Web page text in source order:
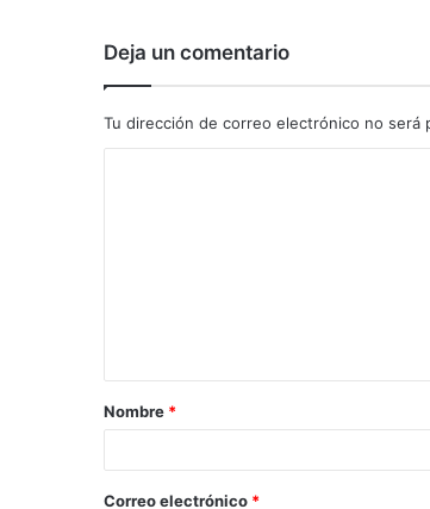
Deja un comentario
Tu dirección de correo electrónico no será
a
r
Nombre *
Correo electrónico *